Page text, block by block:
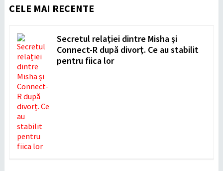
CELE MAI RECENTE
Secretul relației dintre Misha și
Connect-R după divorț. Ce au stabilit
pentru fiica lor